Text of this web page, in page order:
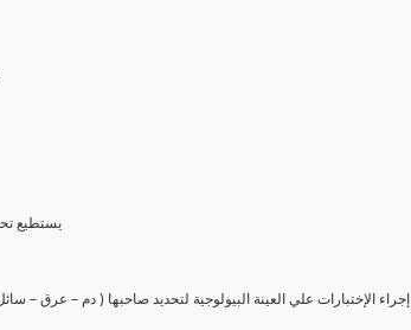
(6)
(7) إجراء الإختبارات علي العينة البيولوجية لتحديد صاحبها ( دم – عرق